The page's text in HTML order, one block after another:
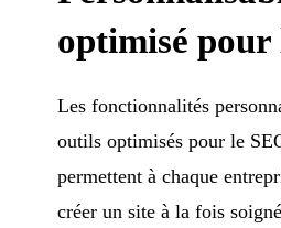
optimisé pour
Les fonctionnalités
outils optimisés pour le
permettent à chaque
créer un site à la fois